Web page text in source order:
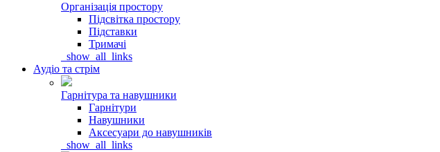
Організація простору
Підсвітка простору
Підставки
Тримачі
_show_all_links
Аудіо та стрім
Гарнітура та навушники
Гарнітури
Навушники
Аксесуари до навушників
_show_all_links